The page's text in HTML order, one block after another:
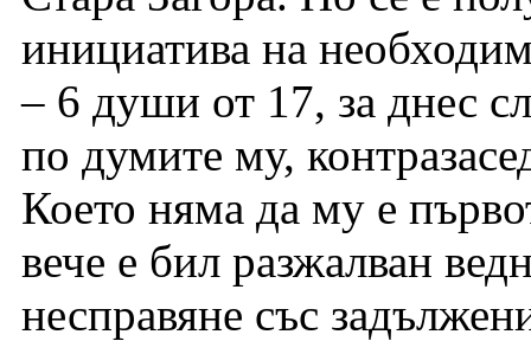
инициатива на
– 6 души от 17, за днес
по думите му,
Което няма да му е
вече е бил разжалван
несправяне със